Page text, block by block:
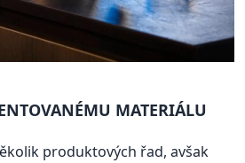
MATERIÁLU
produktových řad, avšak